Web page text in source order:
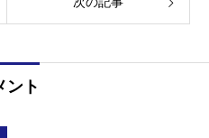
ント